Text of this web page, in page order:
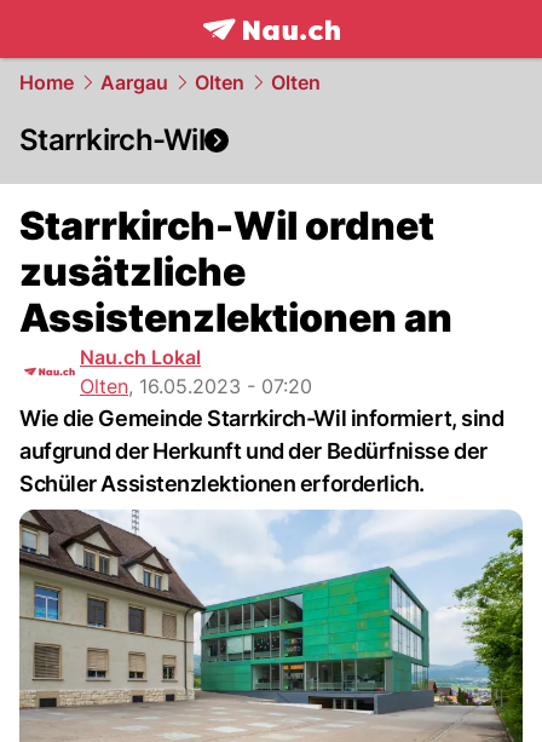
frontpage.NAU.ch
Home Aargau Olten Olten
Starrkirch-Wil
Starrkirch-Wil ordnet
zusätzliche
Assistenzlektionen an
Nau.ch Lokal
Olten, 16.05.2023 - 07:20
Wie die Gemeinde Starrkirch-Wil informiert, sind
aufgrund der Herkunft und der Bedürfnisse der
Schüler Assistenzlektionen erforderlich.